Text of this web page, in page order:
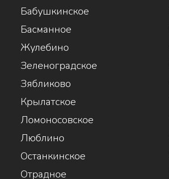
Бабушкинское
Басманное
Жулебино
Зеленоградское
Зябликово
Крылатское
Ломоносовское
Люблино
Останкинское
Отрадное